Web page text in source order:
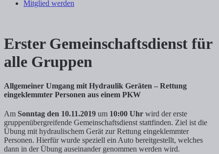
Mitglied werden
Erster Gemeinschaftsdienst für
alle Gruppen
Allgemeiner Umgang mit Hydraulik Geräten – Rettung
eingeklemmter Personen aus einem PKW
Am Sonntag den 10.11.2019 um 10:00 Uhr wird der erste
gruppenübergreifende Gemeinschaftsdienst stattfinden. Ziel ist die
Übung mit hydraulischem Gerät zur Rettung eingeklemmter
Personen. Hierfür wurde speziell ein Auto bereitgestellt, welches
dann in der Übung auseinander genommen werden wird.